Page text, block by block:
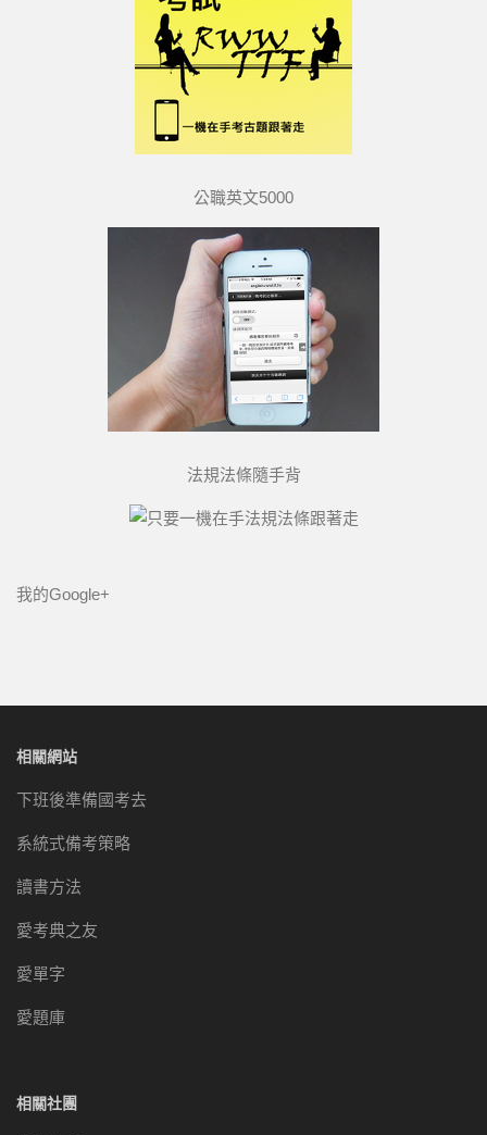
公職英文5000
法規法條隨手背
我的Google+
相關網站
下班後準備國考去
系統式備考策略
讀書方法
愛考典之友
愛單字
愛題庫
相關社團